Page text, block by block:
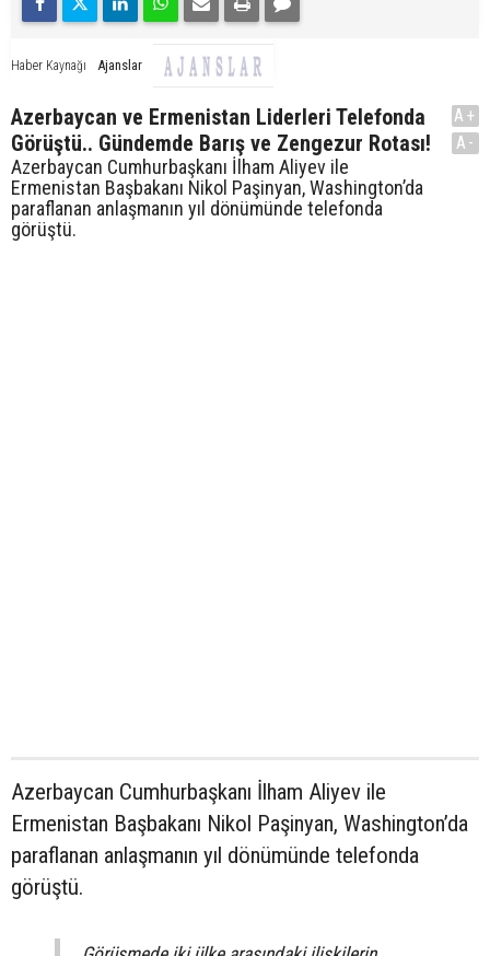
Haber Kaynağı Ajanslar
Azerbaycan ve Ermenistan Liderleri Telefonda
Görüştü.. Gündemde Barış ve Zengezur Rotası!
Azerbaycan Cumhurbaşkanı İlham Aliyev ile
Ermenistan Başbakanı Nikol Paşinyan, Washington’da
paraflanan anlaşmanın yıl dönümünde telefonda
görüştü.
A+
A-
Azerbaycan Cumhurbaşkanı İlham Aliyev ile
Ermenistan Başbakanı Nikol Paşinyan, Washington’da
paraflanan anlaşmanın yıl dönümünde telefonda
görüştü.